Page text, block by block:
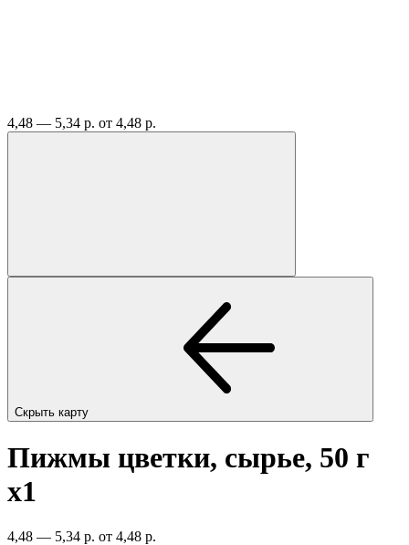
4,48 — 5,34 р. от 4,48 р.
Скрыть карту
Пижмы цветки, сырье, 50 г
x1
4,48 — 5,34 р. от 4,48 р.